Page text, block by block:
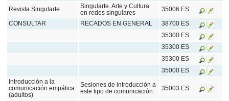
Revista Singularte
Singularte. Arte y Cultura
en redes singulares
35006 ES
CONSULTAR
RECADOS EN GENERAL
38700 ES
35300 ES
35300 ES
35300 ES
35000 ES
Introducción a la
comunicación empática
(adultos)
Sesiones de introducción a
este tipo de comunicación.
35003 ES